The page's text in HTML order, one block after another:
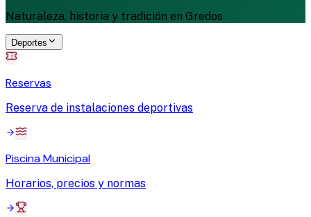
Naturaleza, historia y tradición en Gredos
Deportes
Reservas
Reserva de instalaciones deportivas
Piscina Municipal
Horarios, precios y normas